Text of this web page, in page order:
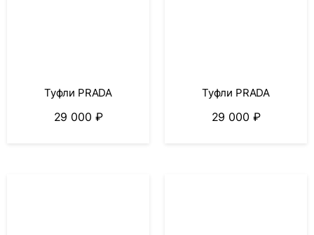
Туфли PRADA
29 000 ₽
Туфли PRADA
29 000 ₽